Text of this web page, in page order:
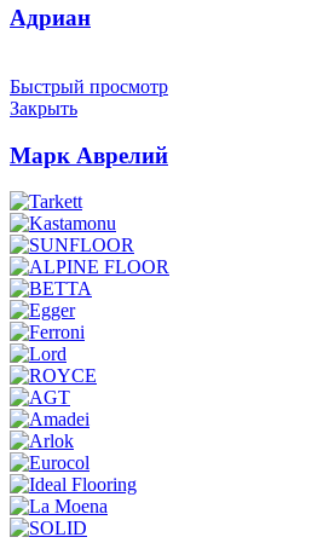
Адриан
Быстрый просмотр
Закрыть
Марк Аврелий